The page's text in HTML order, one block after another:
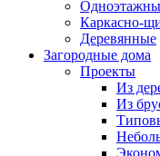
Каркасно-
Деревянные
Загородные дома
Проекты
Из
Из